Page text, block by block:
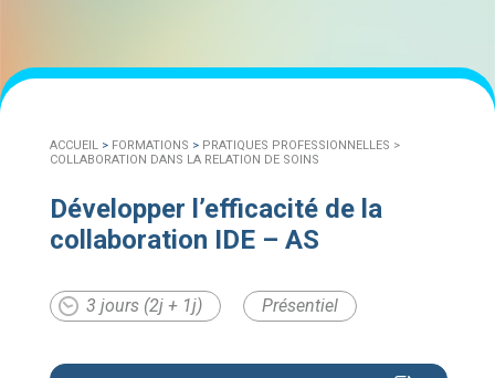
ACCUEIL> FORMATIONS > PRATIQUES PROFESSIONNELLES >
COLLABORATION DANS LA RELATION DE SOINS
Développer l’efficacité de la
collaboration IDE – AS
3 jours (2j + 1j) Présentiel